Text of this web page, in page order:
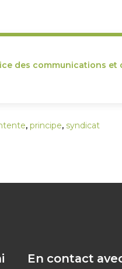
des communications et
, principe, syndicat
En contact